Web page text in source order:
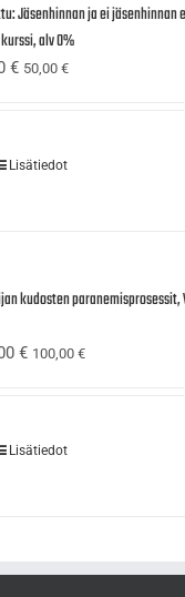
Jäsenhinnan ja ei jäsenhinnan
alv 0%
€ 50,00€
Lisätiedot
kudosten
€ 100,00€
Lisätiedot